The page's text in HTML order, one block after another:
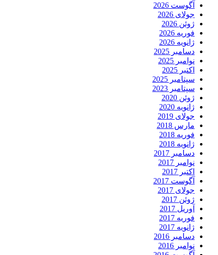
آگوست 2026
جولای 2026
ژوئن 2026
فوریه 2026
ژانویه 2026
دسامبر 2025
نوامبر 2025
اکتبر 2025
سپتامبر 2025
سپتامبر 2023
ژوئن 2020
ژانویه 2020
جولای 2019
مارس 2018
فوریه 2018
ژانویه 2018
دسامبر 2017
نوامبر 2017
اکتبر 2017
آگوست 2017
جولای 2017
ژوئن 2017
آوریل 2017
فوریه 2017
ژانویه 2017
دسامبر 2016
نوامبر 2016